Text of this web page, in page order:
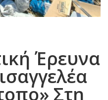
Έρευνα
Στη